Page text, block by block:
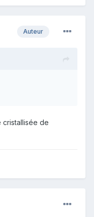
Auteur
cristallisée de